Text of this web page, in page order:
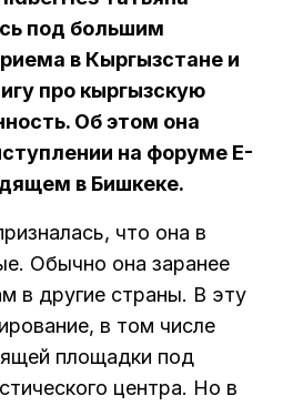
под большим
в Кыргызстане и
про кыргызскую
Об этом она
на форуме E-
в Бишкеке.
что она в
Обычно она заранее
в другие страны. В эту
в том числе
площадки под
центра. Но в